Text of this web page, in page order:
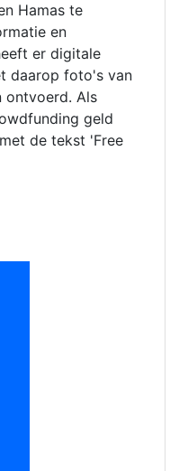
Hamas te
en
er digitale
daarop foto's van
ontvoerd. Als
geld
de tekst 'Free